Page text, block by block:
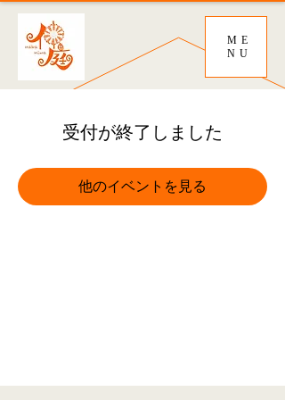
ME
NU
受付が終了しました
他のイベントを見る